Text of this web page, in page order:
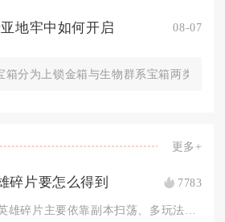
地牢中如何开启 08-07
箱分为上锁金箱与生物群系宝箱两类，
更多+
碎片要怎么得到 7783